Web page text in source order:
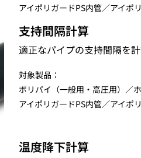
アイポリガードPS内管／アイポ
支持間隔計算
適正なパイプの支持間隔を
対象製品：
ポリパイ（一般用・高圧用）／
アイポリガードPS内管／アイポ
温度降下計算